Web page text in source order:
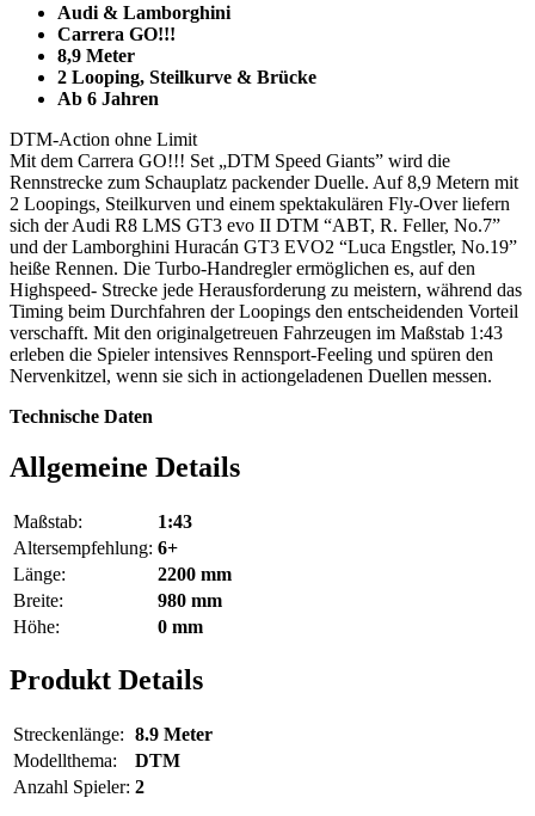
Audi & Lamborghini
Carrera GO!!!
8,9 Meter
2 Looping, Steilkurve & Brücke
Ab 6 Jahren
DTM-Action ohne Limit
Mit dem Carrera GO!!! Set „DTM Speed Giants” wird die
Rennstrecke zum Schauplatz packender Duelle. Auf 8,9 Metern mit
2 Loopings, Steilkurven und einem spektakulären Fly-Over liefern
sich der Audi R8 LMS GT3 evo II DTM “ABT, R. Feller, No.7”
und der Lamborghini Huracán GT3 EVO2 “Luca Engstler, No.19”
heiße Rennen. Die Turbo-Handregler ermöglichen es, auf den
Highspeed- Strecke jede Herausforderung zu meistern, während das
Timing beim Durchfahren der Loopings den entscheidenden Vorteil
verschafft. Mit den originalgetreuen Fahrzeugen im Maßstab 1:43
erleben die Spieler intensives Rennsport-Feeling und spüren den
Nervenkitzel, wenn sie sich in actiongeladenen Duellen messen.
Technische Daten
Allgemeine Details
Maßstab:
1:43
Altersempfehlung: 6+
Länge:
2200 mm
Breite:
980 mm
Höhe:
0 mm
Produkt Details
Streckenlänge: 8.9 Meter
Modellthema:
DTM
Anzahl Spieler: 2